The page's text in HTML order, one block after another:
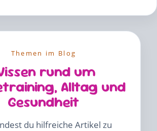
Themen im Blog
rund um
Alltag und
Gesundheit
du hilfreiche Artikel zu